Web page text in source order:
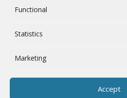
Functional
Statistics
Marketing
Accept
Política de